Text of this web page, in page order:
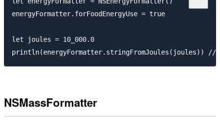
energyFormatter.forFoodEnergyUse = true
let joules = 10_000.0
NSMassFormatter